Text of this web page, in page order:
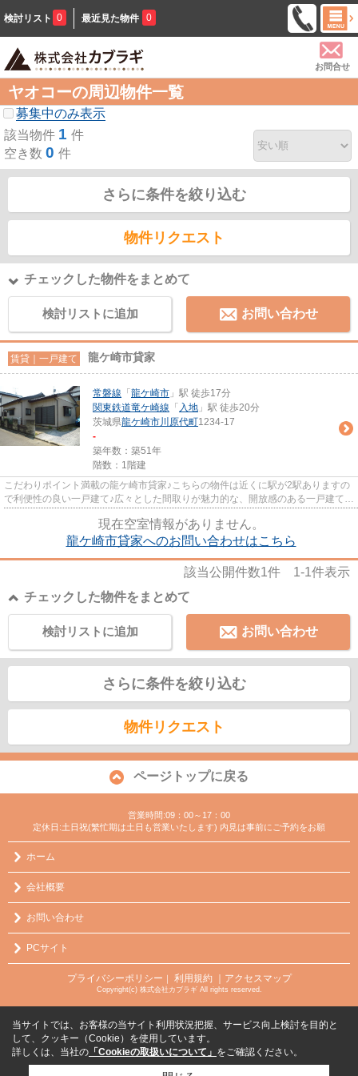
検討リスト 0 最近見た物件 0
お問合せ
ヤオコーの周辺物件一覧
募集中のみ表示
該当物件 1 件
空き数 0 件
さらに条件を絞り込む
物件リクエスト
チェックした物件をまとめて
検討リストに追加 お問い合わせ
賃貸｜一戸建て 龍ケ崎市貸家
常磐線 「 龍ケ崎市 」駅 徒歩17分
関東鉄道竜ケ崎線 「 入地 」駅 徒歩20分
茨城県龍ケ崎市川原代町1234-17
-
築年数：築51年
階数：1階建
こだわりポイント満載の龍ケ崎市貸家♪こちらの物件は近くに駅が2駅ありますの
で利便性の良い一戸建て♪広々とした間取りが魅力的な、開放感のある一戸建ての
現在空室情報がありません。
龍ケ崎市貸家へのお問い合わせはこちら
該当公開件数1件 1-1件表示
チェックした物件をまとめて
お問い合わせ
検討リストに追加
さらに条件を絞り込む
物件リクエスト
ページトップに戻る
営業時間:09：00～17：00
定休日:土日祝(繁忙期は土日も営業いたします) 内見は事前にご予約をお願
ホーム
会社概要
お問い合わせ
PCサイト
プライバシーポリシー ｜ 利用規約 ｜アクセスマップ
Copyright(c) 株式会社カブラギ All rights reserved.
当サイトでは、お客様の当サイト利用状況把握、サービス向上検討を目的と
して、クッキー（Cookie）を使用しています。
詳しくは、当社の 「Cookieの取扱いについて」 をご確認ください。